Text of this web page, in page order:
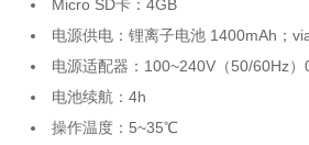
Micro SD卡：4GB
电源供电：锂离子电池 1400mAh；
电源适配器：100~240V（50/60Hz）
电池续航：4h
操作温度：5~35℃